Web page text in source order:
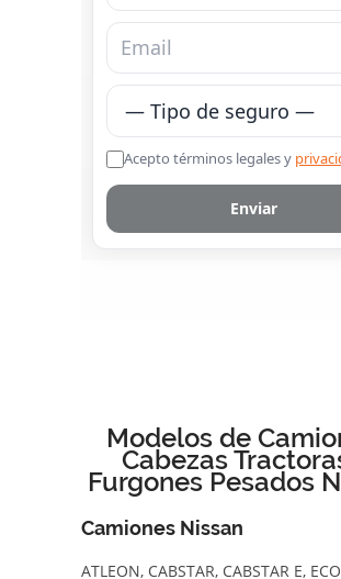
Modelos de
Cabezas
Furgones Pesados
Camiones Nissan
ATLEON, CABSTAR, CABSTAR E,